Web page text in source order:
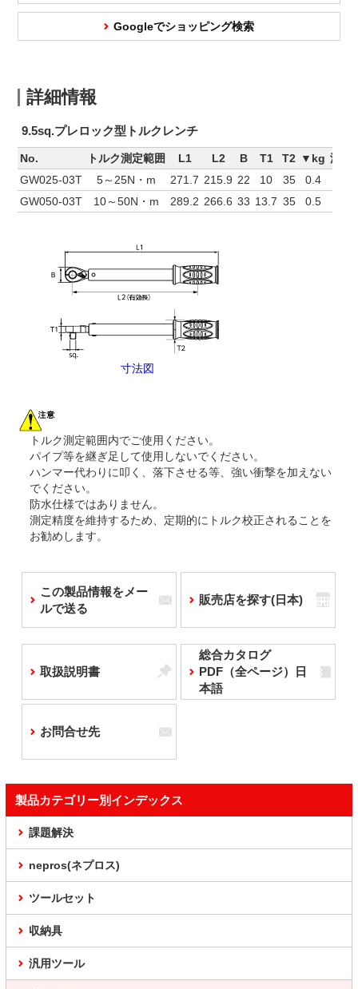
Googleでショッピング検索
詳細情報
9.5sq.プレロック型トルクレンチ
No. トルク測定範囲 L1 L2 B T1 T2 ▼kg 測定
GW025-03T
5～25N・m 271.7 215.9 22 10 35 0.4
GW050-03T
10～50N・m 289.2 266.6 33 13.7 35 0.5
寸法図
トルク測定範囲内でご使用ください。
パイプ等を継ぎ足して使用しないでください。
ハンマー代わりに叩く、落下させる等、強い衝撃を加えない
でください。
防水仕様ではありません。
測定精度を維持するため、定期的にトルク校正されることを
お勧めします。
この製品情報をメー
ルで送る
販売店を探す(日本)
取扱説明書
総合カタログ
PDF（全ページ）日
本語
お問合せ先
製品カテゴリー別インデックス
課題解決
nepros(ネプロス)
ツールセット
収納具
汎用ツール